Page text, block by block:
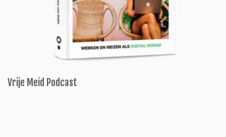
Vrije Meid Podcast